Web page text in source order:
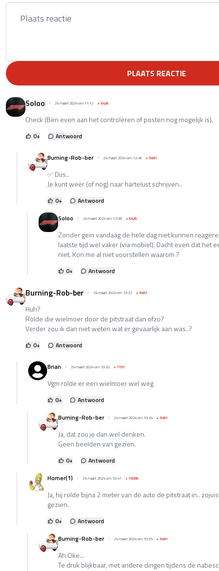
PLAATS REACTIE
Soloo 24 maart 2024 om 11:12 +6426
Check (Ben even aan het controleren of posten nog mogelijk is).
0+ Antwoord
Burning-Rob-ber 24 maart 2024 om 12:46 +9491
✅ Dus..
Je kunt weer (of nog) naar hartelust schrijven..
0+
Antwoord
Soloo
24 maart 2024 om 17:06 +6426
Zonder gein vandaag de hele dag niet kunnen
laatste tijd wel vaker (via mobiel). Dacht even dat het
niet. Kon me al niet voorstellen waarom ?
0+ Antwoord
Burning-Rob-ber 24 maart 2024 om 10:27 +9491
Huh?
Rolde die wielmoer door de pitstraat dan ofzo?
Verder zou ik dan niet weten wat er gevaarlijk aan was..?
0+ Antwoord
Brian 24 maart 2024 om 10:32 +7197
Vgm rolde er een wielmoer wel weg
0+
Antwoord
Burning-Rob-ber
24 maart 2024 om 10:34 +9491
Ja, dat zou je dan wel denken.
Geen beelden van gezien.
0+
Antwoord
Homer(1)
24 maart 2024 om 10:41 +15096
Ja, hij rolde bijna 2 meter van de auto de pitstraat in..
gezien.
0+
Antwoord
Burning-Rob-ber
24 maart 2024 om 10:55 +9491
Ah Oke...
Te druk blijkbaar, met andere dingen tijdens de